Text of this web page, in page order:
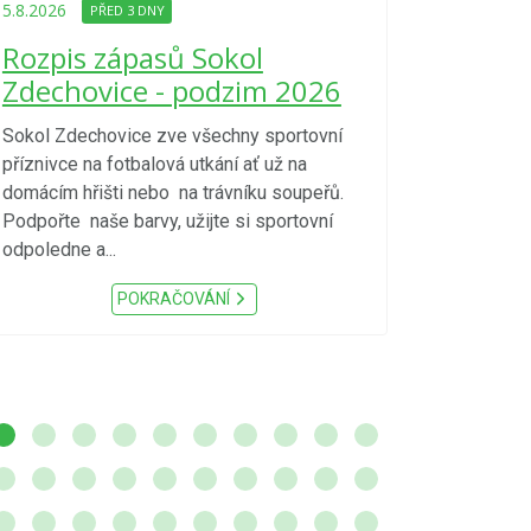
5.8.2026 PŘED 3 DNY
Rozpis zápasů Sokol
Zdechovice - podzim 2026
Sokol Zdechovice zve všechny sportovní
příznivce na fotbalová utkání ať už na
domácím hřišti nebo na trávníku soupeřů.
Podpořte naše barvy, užijte si sportovní
odpoledne a...
POKRAČOVÁNÍ